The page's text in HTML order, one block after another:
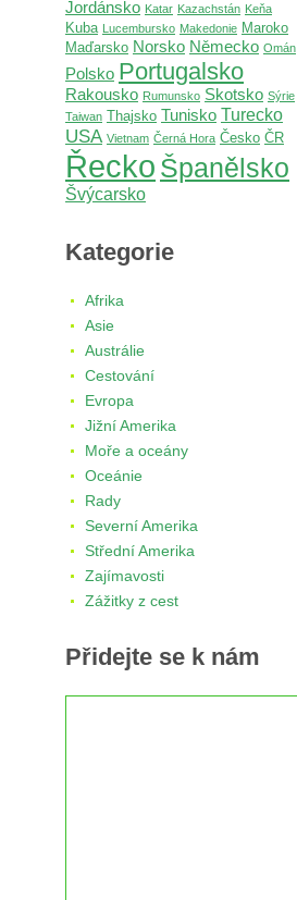
Jordánsko Katar Kazachstán Keňa
Kuba Lucembursko Makedonie Maroko
Maďarsko Norsko Německo Omán
Polsko Portugalsko
Rakousko Rumunsko Skotsko Sýrie
Taiwan Thajsko Tunisko Turecko
USA Vietnam Černá Hora Česko ČR
Řecko Španělsko
Švýcarsko
Kategorie
Afrika
Asie
Austrálie
Cestování
Evropa
Jižní Amerika
Moře a oceány
Oceánie
Rady
Severní Amerika
Střední Amerika
Zajímavosti
Zážitky z cest
Přidejte se k nám